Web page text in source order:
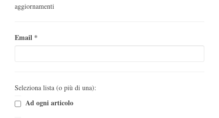
aggiornamenti
Email *
Seleziona lista (o più di una):
Ad ogni articolo